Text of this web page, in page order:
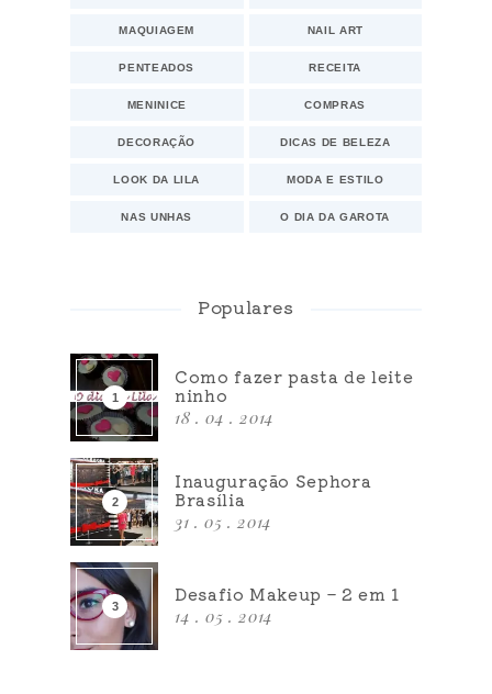
MAQUIAGEM NAIL ART
PENTEADOS RECEITA
MENINICE COMPRAS
DECORAÇÃO DICAS DE BELEZA
LOOK DA LILA MODA E ESTILO
NAS UNHAS O DIA DA GAROTA
Populares
Como fazer pasta de leite
ninho
18 . 04 . 2014
Inauguração Sephora
Brasília
31 . 05 . 2014
Desafio Makeup – 2 em 1
14 . 05 . 2014